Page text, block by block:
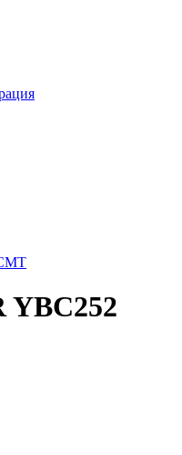
YBC252